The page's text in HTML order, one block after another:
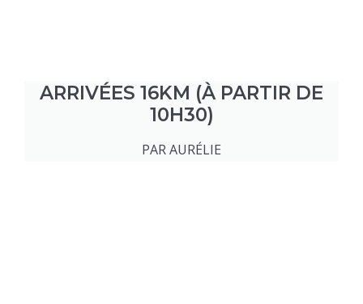
ARRIVÉES 16KM (À PARTIR DE
10H30)
PAR AURÉLIE